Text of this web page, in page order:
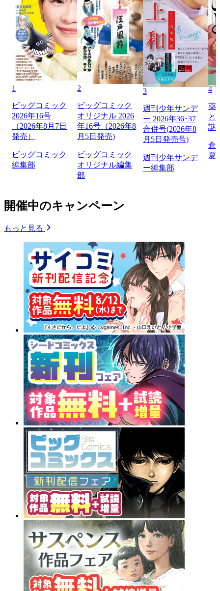
1
ビッグコミック
2026年16号
（2026年8月7日
発売）
ビッグコミック
編集部
2
ビッグコミック
オリジナル 2026
年16号（2026年8
月5日発売)
ビッグコミック
オリジナル編集
部
3
週刊少年サンデ
ー 2026年36･37
合併号(2026年8
月5日発売号)
週刊少年サンデ
ー編集部
4
薬
と
謎
倉
夏
開催中のキャンペーン
もっと見る